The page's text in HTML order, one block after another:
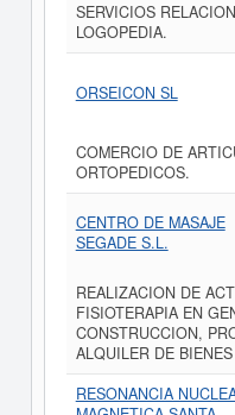
SERVICIOS
LOGOPEDIA.
ORSEICON SL
COMERCIO DE
ORTOPEDICOS.
CENTRO DE MASAJE
SEGADE S.L.
REALIZACION DE
FISIOTERAPIA EN
CONSTRUCCION,
ALQUILER DE
RESONANCIA